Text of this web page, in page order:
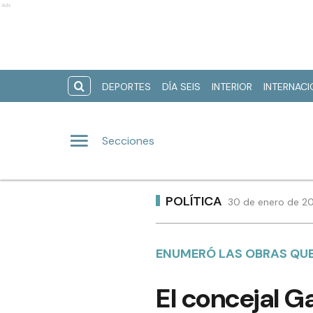
Ads
DEPORTES DÍA SEIS INTERIOR
Secciones
POLÍTICA 30 de enero de
ENUMERÓ LAS OBRAS
El concejal